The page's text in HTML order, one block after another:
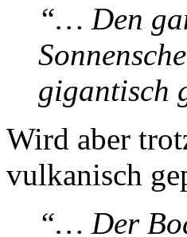
“… Den
gigantisch
Wird aber
vulkanisch
“… Der